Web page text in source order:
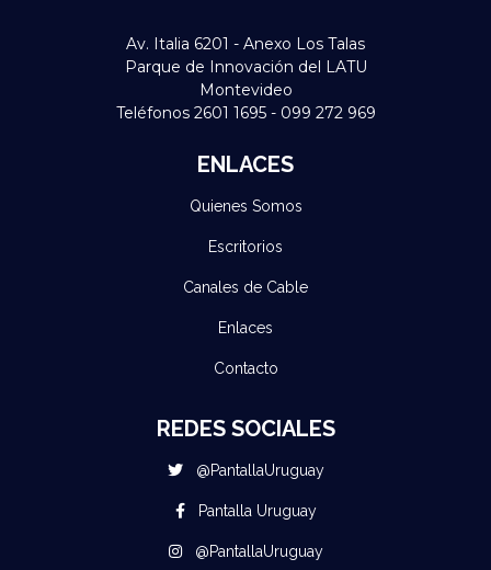
Av. Italia 6201 - Anexo Los Talas
Parque de Innovación del LATU
Montevideo
Teléfonos 2601 1695 - 099 272 969
ENLACES
Quienes Somos
Escritorios
Canales de Cable
Enlaces
Contacto
REDES SOCIALES
@PantallaUruguay
Pantalla Uruguay
@PantallaUruguay